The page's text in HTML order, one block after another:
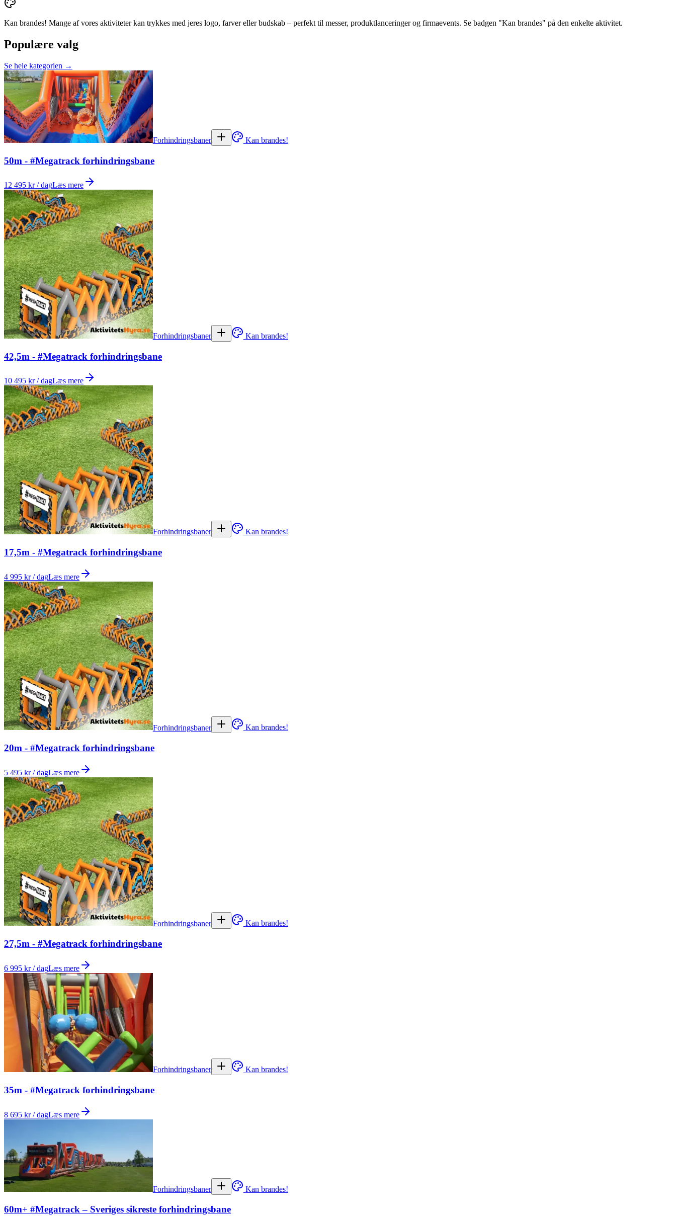
Kan brandes! Mange af vores aktiviteter kan trykkes med jeres logo, farver eller budskab – perfekt til messer, produktlanceringer og firmaevents. Se badgen "Kan brandes" på den enkelte aktivitet.
Populære valg
Se hele kategorien →
Forhindringsbaner Kan brandes!
50m - #Megatrack forhindringsbane
12 495 kr / dagLæs mere
Forhindringsbaner Kan brandes!
42,5m - #Megatrack forhindringsbane
10 495 kr / dagLæs mere
Forhindringsbaner Kan brandes!
17,5m - #Megatrack forhindringsbane
4 995 kr / dagLæs mere
Forhindringsbaner Kan brandes!
20m - #Megatrack forhindringsbane
5 495 kr / dagLæs mere
Forhindringsbaner Kan brandes!
27,5m - #Megatrack forhindringsbane
6 995 kr / dagLæs mere
Forhindringsbaner Kan brandes!
35m - #Megatrack forhindringsbane
8 695 kr / dagLæs mere
Forhindringsbaner Kan brandes!
60m+ #Megatrack – Sveriges sikreste forhindringsbane